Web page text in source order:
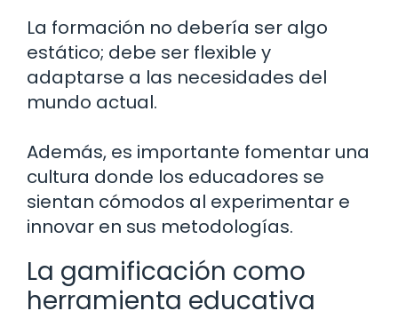
La formación no debería ser algo
estático; debe ser flexible y
adaptarse a las necesidades del
mundo actual.
Además, es importante fomentar una
cultura donde los educadores se
sientan cómodos al experimentar e
innovar en sus metodologías.
La gamificación como
herramienta educativa